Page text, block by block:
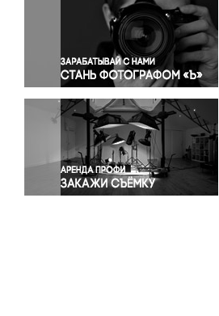
Политика
Правосудие
Происшествия и конфликты
Религия
Светская жизнь
Спорт
Экология
Экономика и бизнес